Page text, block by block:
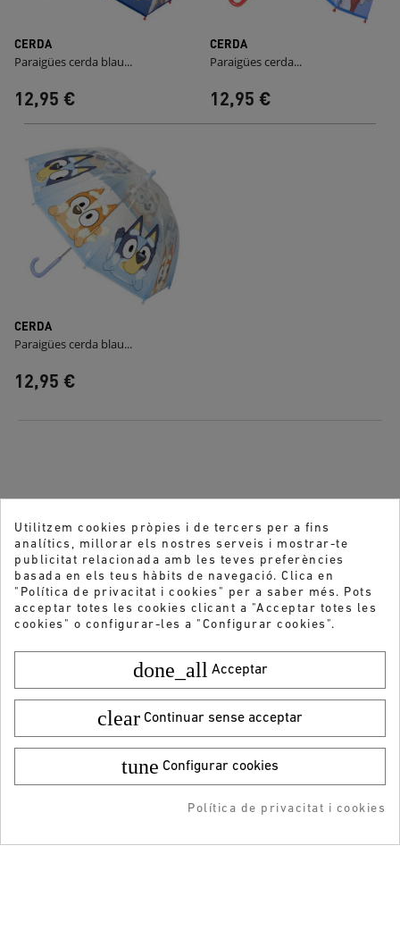
CERDA
Paraigües cerda blau...
12,95 €
CERDA
Paraigües cerda...
12,95 €
CERDA
Paraigües cerda blau...
12,95 €
-5% DTO + Envío Gratis
Utilitzem cookies pròpies i de tercers per a fins
analítics, millorar els nostres serveis i mostrar-te
publicitat relacionada amb les teves preferències
basada en els teus hàbits de navegació. Clica en
"Política de privacitat i cookies" per a saber més. Pots
acceptar totes les cookies clicant a "Acceptar totes les
cookies" o configurar-les a "Configurar cookies".
done_all Acceptar
clear Continuar sense acceptar
tune Configurar cookies
Política de privacitat i cookies